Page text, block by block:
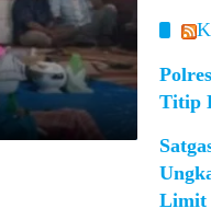
Titip
Limit